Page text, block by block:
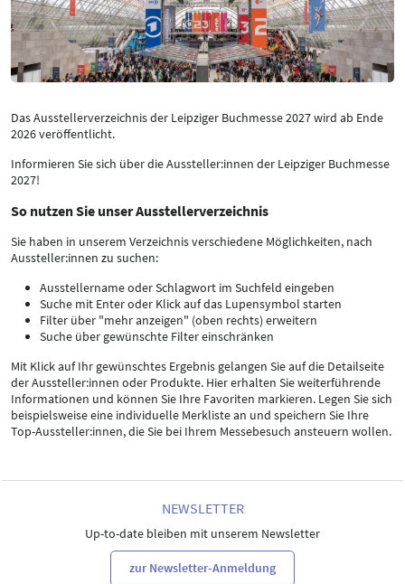
Das Ausstellerverzeichnis der Leipziger Buchmesse 2027 wird ab Ende
2026 veröffentlicht.
Informieren Sie sich über die Aussteller:innen der Leipziger Buchmesse
2027!
So nutzen Sie unser Ausstellerverzeichnis
Sie haben in unserem Verzeichnis verschiedene Möglichkeiten, nach
Aussteller:innen zu suchen:
Ausstellername oder Schlagwort im Suchfeld eingeben
Suche mit Enter oder Klick auf das Lupensymbol starten
Filter über "mehr anzeigen" (oben rechts) erweitern
Suche über gewünschte Filter einschränken
Mit Klick auf Ihr gewünschtes Ergebnis gelangen Sie auf die Detailseite
der Aussteller:innen oder Produkte. Hier erhalten Sie weiterführende
Informationen und können Sie Ihre Favoriten markieren. Legen Sie sich
beispielsweise eine individuelle Merkliste an und speichern Sie Ihre
Top-Aussteller:innen, die Sie bei Ihrem Messebesuch ansteuern wollen.
NEWSLETTER
Up-to-date bleiben mit unserem Newsletter
zur Newsletter-Anmeldung